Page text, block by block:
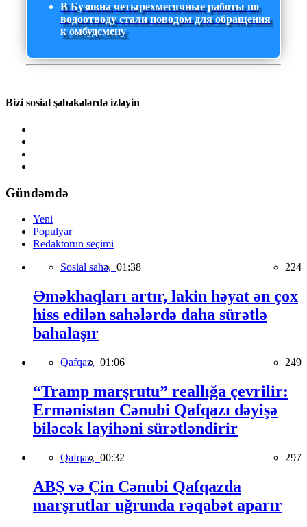
В Бузовна четырехмесячные работы по
водоотводу стали поводом для обращения
к омбудсмену
Bizi sosial şəbəkələrdə izləyin
Gündəmdə
Yeni
Populyar
Redaktorun seçimi
Sosial sahə, 01:38 224
Əməkhaqları artır, lakin həyat ən çox
hiss edilən sahələrdə daha sürətlə
bahalaşır
Qafqaz, 01:06 249
“Tramp marşrutu” reallığa çevrilir:
Ermənistan Cənubi Qafqazı dəyişə
biləcək layihəni sürətləndirir
Qafqaz, 00:32 297
ABŞ və Çin Cənubi Qafqazda
marşrutlar uğrunda rəqabət aparır